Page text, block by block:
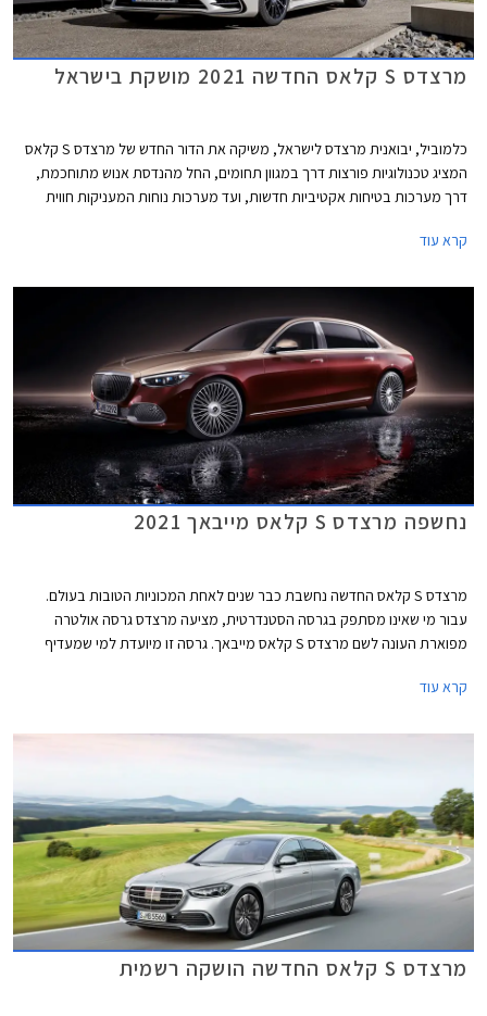
מרצדס S קלאס החדשה 2021 מושקת בישראל
כלמוביל, יבואנית מרצדס לישראל, משיקה את הדור החדש של מרצדס S קלאס
המציג טכנולוגיות פורצות דרך במגוון תחומים, החל מהנדסת אנוש מתוחכמת,
דרך מערכות בטיחות אקטיביות חדשות, ועד מערכות נוחות המעניקות חווית
קרא עוד
נחשפה מרצדס S קלאס מייבאך 2021
מרצדס S קלאס החדשה נחשבת כבר שנים לאחת המכוניות הטובות בעולם.
עבור מי שאינו מסתפק בגרסה הסטנדרטית, מציעה מרצדס גרסה אולטרה
מפוארת העונה לשם מרצדס S קלאס מייבאך. גרסה זו מיועדת למי שמעדיף
קרא עוד
מרצדס S קלאס החדשה הושקה רשמית